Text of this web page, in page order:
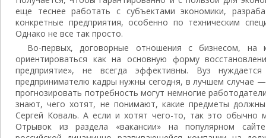
еще теснее работать с субъектами экономики,
конкретные предприятия, особенно по техническим
Однако не все так просто.
Во-первых, договорные отношения с бизнесом, на
ориентироваться как на основную форму
предприятие», не всегда эффективны. Вуз
предпринимателю кадры нужны сегодня, в лучшем случае
прогнозировать потребность могут немногие
знают, чего хотят, не понимают, какие предметы
Сергей Коваль. А если и хотят чего-то, так это обычно
Отрывок из раздела «вакансии» на популярном